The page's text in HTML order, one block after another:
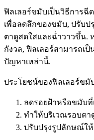
ฟิลเลอร์ขมับเป็นวิธีการฉี
เพื่อลดลึกของขมับ, ปรับ
ตาดูสดใสและฉ่ำวาวขึ้น.
กังวล, ฟิลเลอร์สามารถเ
ปัญหาเหล่านี้.
ประโยชน์ของฟิลเลอร์ขมั
ลดรอยฝ้าหรือขมับที่
ทำให้บริเวณรอบต
ปรับปรุงรูปลักษณ์ให้